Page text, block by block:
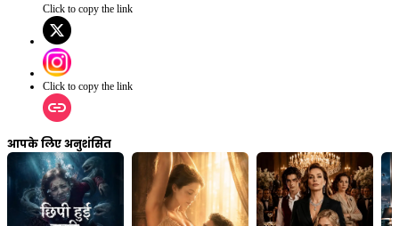
Click to copy the link
Click to copy the link
आपके लिए अनुशंसित